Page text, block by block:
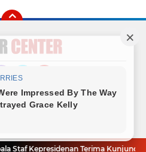
TwitterYouTube
Hubungi Kami Radio
Kepresidenan Terima Kunjungan